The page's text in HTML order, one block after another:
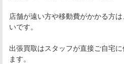
店舗が遠い方や移動費がかかる方
いです。
出張買取はスタッフが直接ご自宅
ます。